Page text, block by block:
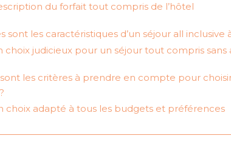
du forfait tout compris de l’hôtel
sont les caractéristiques d’un séjour all inclusive
choix judicieux pour un séjour tout compris sans
les critères à prendre en compte pour
choix adapté à tous les budgets et préférences